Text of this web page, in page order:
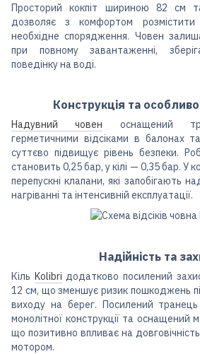
Просторий кокпіт шириною 82 см
дозволяє з комфортом
необхідне спорядження. Човен
при повному завантаженні,
поведінку на воді.
Конструкція та
Надувний човен оснащений
герметичними відсіками в балонах
суттєво підвищує рівень безпеки.
становить 0,25 бар, у кілі — 0,35 бар. У
перепускні клапани, які запобігають
нагріванні та інтенсивній експлуатації.
Надійність та
Кіль Kolibri додатково посилений
12 см, що зменшує ризик пошкоджень
виходу на берег. Посилений
монолітної конструкції та
що позитивно впливає на довговічність
мотором.